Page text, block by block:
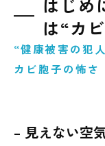
要注意！
MIST工法Ⓡ
まとめ｜の
はじめ
は“カ
“健康被害の犯
カビ胞子の怖さ
– 見えない空